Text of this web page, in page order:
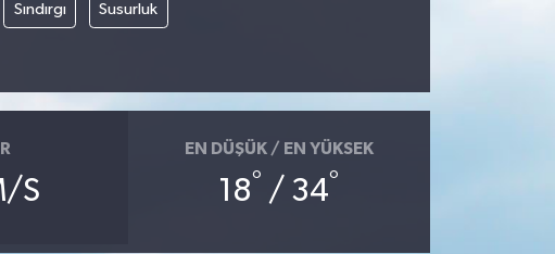
Sındırgı Susurluk
S
EN DÜŞÜK / EN YÜKSEK
18° / 34°